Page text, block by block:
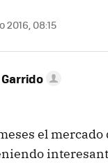
2016, 08:15
el mercado